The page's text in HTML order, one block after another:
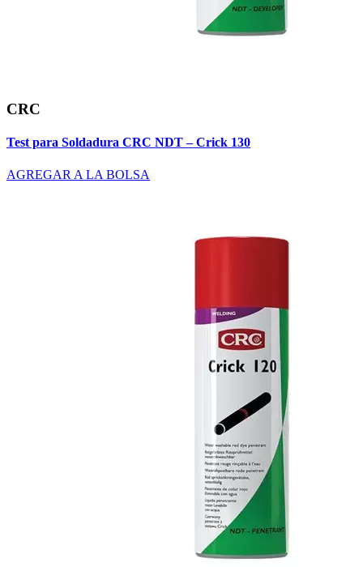
CRC
Test para Soldadura CRC NDT – Crick 130
AGREGAR A LA BOLSA